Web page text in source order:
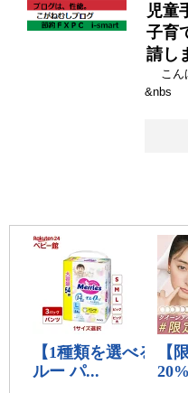
児童
子育
請し
こん
&nbs